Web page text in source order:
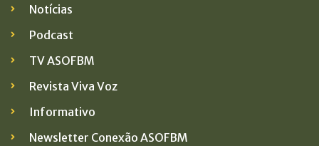
Notícias
Podcast
TV ASOFBM
Revista Viva Voz
Informativo
Newsletter Conexão ASOFBM